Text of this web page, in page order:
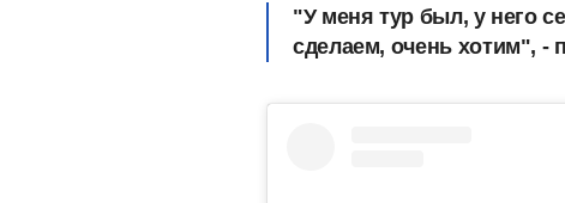
"У меня тур был, у него
сделаем, очень хотим", -